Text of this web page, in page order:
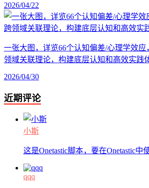
2026/04/22
一张大图，详览66个认知偏差/心理学效应
领域关联理论，构建底层认知和高效实践
2026/04/30
近期评论
小斯
这是Onetastic脚本，要在Onetastic中
qqq